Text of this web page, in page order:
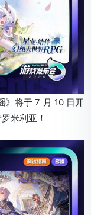
》将于 7 月 10 日开
米利亚！